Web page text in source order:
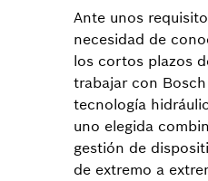
Ante unos
necesidad de
los cortos plazos
trabajar con
tecnología
uno elegida
gestión de
de extremo a